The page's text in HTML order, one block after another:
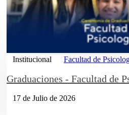
Institucional Facultad de
Graduaciones - Facultad de
17 de Julio de 2026